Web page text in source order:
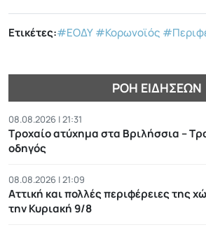
Ετικέτες:#ΕΟΔΥ#Κορωνοϊός
ΡΟΉ ΕΙΔΉΣΕΩΝ
08.08.2026 | 21:31
Τροχαίο ατύχημα στα Βριλήσσια –
οδηγός
08.08.2026 | 21:09
Αττική και πολλές περιφέρειες της
την Κυριακή 9/8